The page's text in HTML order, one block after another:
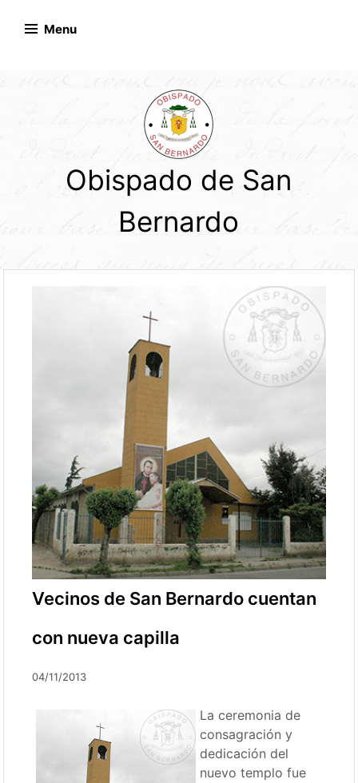
Menu
Obispado de San
Bernardo
Vecinos de San Bernardo cuentan
con nueva capilla
04/11/2013
La ceremonia de
consagración y
dedicación del
nuevo templo fue